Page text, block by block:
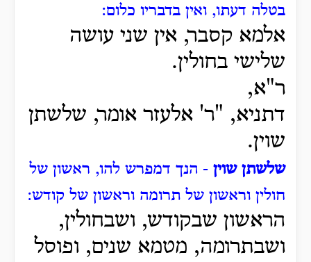
בטלה דעתו, ואין בדבריו כלום:
אלמא קסבר, אין שני עושה
שלישי בחולין.
ר"א,
דתניא, "ר' אלעזר אומר, שלשתן
שוין.
שלשתן שוין - הנך דמפרש להו, ראשון של
חולין וראשון של תרומה וראשון של קודש:
הראשון שבקודש, ושבחולין,
ושבתרומה, מטמא שנים, ופוסל